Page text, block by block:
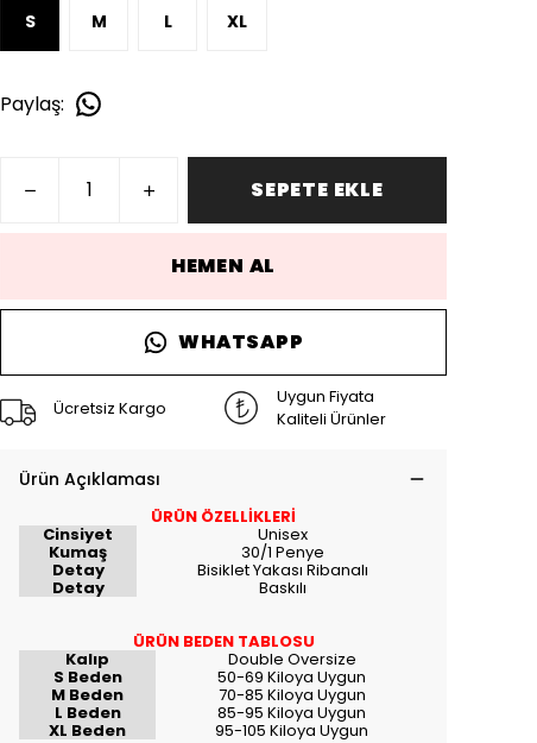
S M L XL
Paylaş:
SEPETE EKLE
HEMEN AL
WHATSAPP
Ücretsiz Kargo
Uygun Fiyata
Kaliteli Ürünler
Ürün Açıklaması
ÜRÜN ÖZELLİKLERİ
Cinsiyet Unisex
Kumaş 30/1 Penye
Detay Bisiklet Yakası Ribanalı
Detay Baskılı
ÜRÜN BEDEN TABLOSU
Kalıp Double Oversize
S Beden 50-69 Kiloya Uygun
M Beden 70-85 Kiloya Uygun
L Beden 85-95 Kiloya Uygun
XL Beden 95-105 Kiloya Uygun